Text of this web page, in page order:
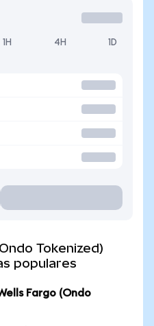
1H 4H 1D
Tokenized)
populares
Fargo (Ondo